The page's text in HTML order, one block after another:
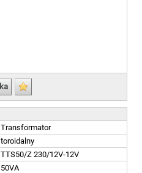
Transformator
toroidalny
TTS50/Z 230/12V-12V
50VA